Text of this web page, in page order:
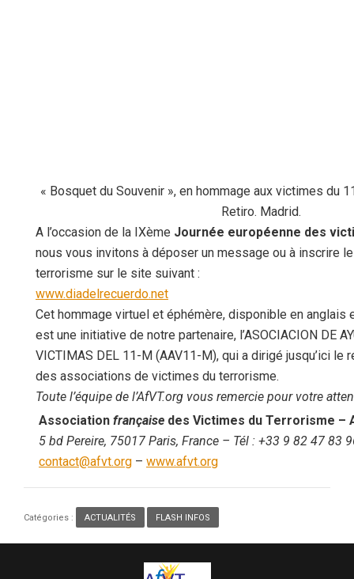
« Bosquet du Souvenir », en hommage aux victimes du
Retiro. Madrid.
A l’occasion de la IXème Journée européenne des
nous vous invitons à déposer un message ou à inscrire
terrorisme sur le site suivant :
www.diadelrecuerdo.net
Cet hommage virtuel et éphémère, disponible en anglais
est une initiative de notre partenaire, l’ASOCIACION DE
VICTIMAS DEL 11-M (AAV11-M), qui a dirigé jusqu’ici le
des associations de victimes du terrorisme.
Toute l’équipe de l’AfVT.org vous remercie pour votre
Association française des Victimes du Terrorisme –
5 bd Pereire, 75017 Paris, France – Tél : +33 9 82 47 83
contact@afvt.org – www.afvt.org
Catégories : ACTUALITÉS FLASH INFOS